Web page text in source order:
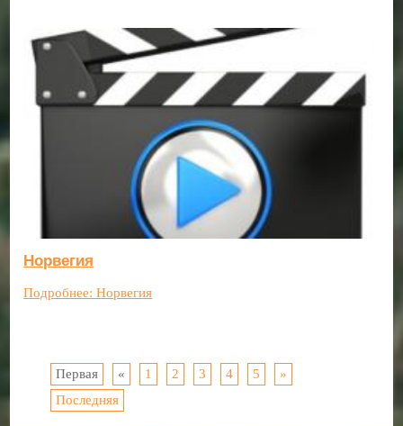
Норвегия
Подробнее: Норвегия
Первая « 1 2 3 4 5
»
Последняя